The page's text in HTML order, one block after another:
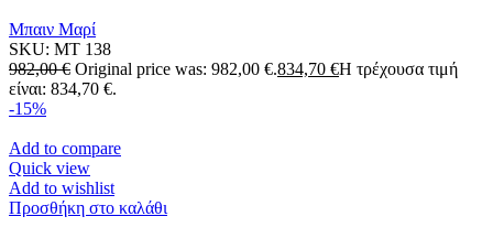
Μπαιν Μαρί
SKU: MT 138
982,00€ Original price was: 982,00 €.834,70 €Η τρέχουσα τιμή
είναι: 834,70 €.
-15%
Add to compare
Quick view
Add to wishlist
Προσθήκη στο καλάθι